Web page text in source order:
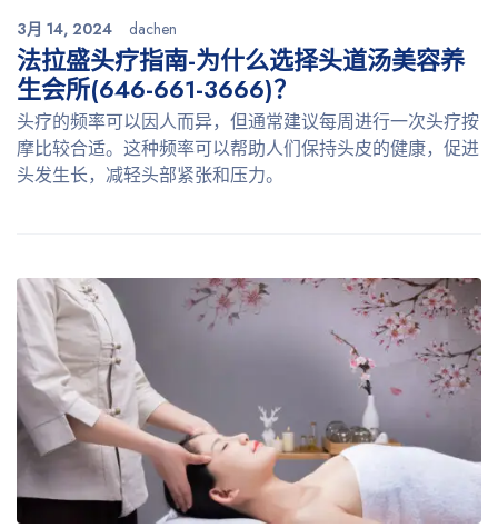
3月 14, 2024 dachen
法拉盛头疗指南-为什么选择头道汤美容养
生会所(646-661-3666)？
头疗的频率可以因人而异，但通常建议每周进行一次头疗按
摩比较合适。这种频率可以帮助人们保持头皮的健康，促进
头发生长，减轻头部紧张和压力。